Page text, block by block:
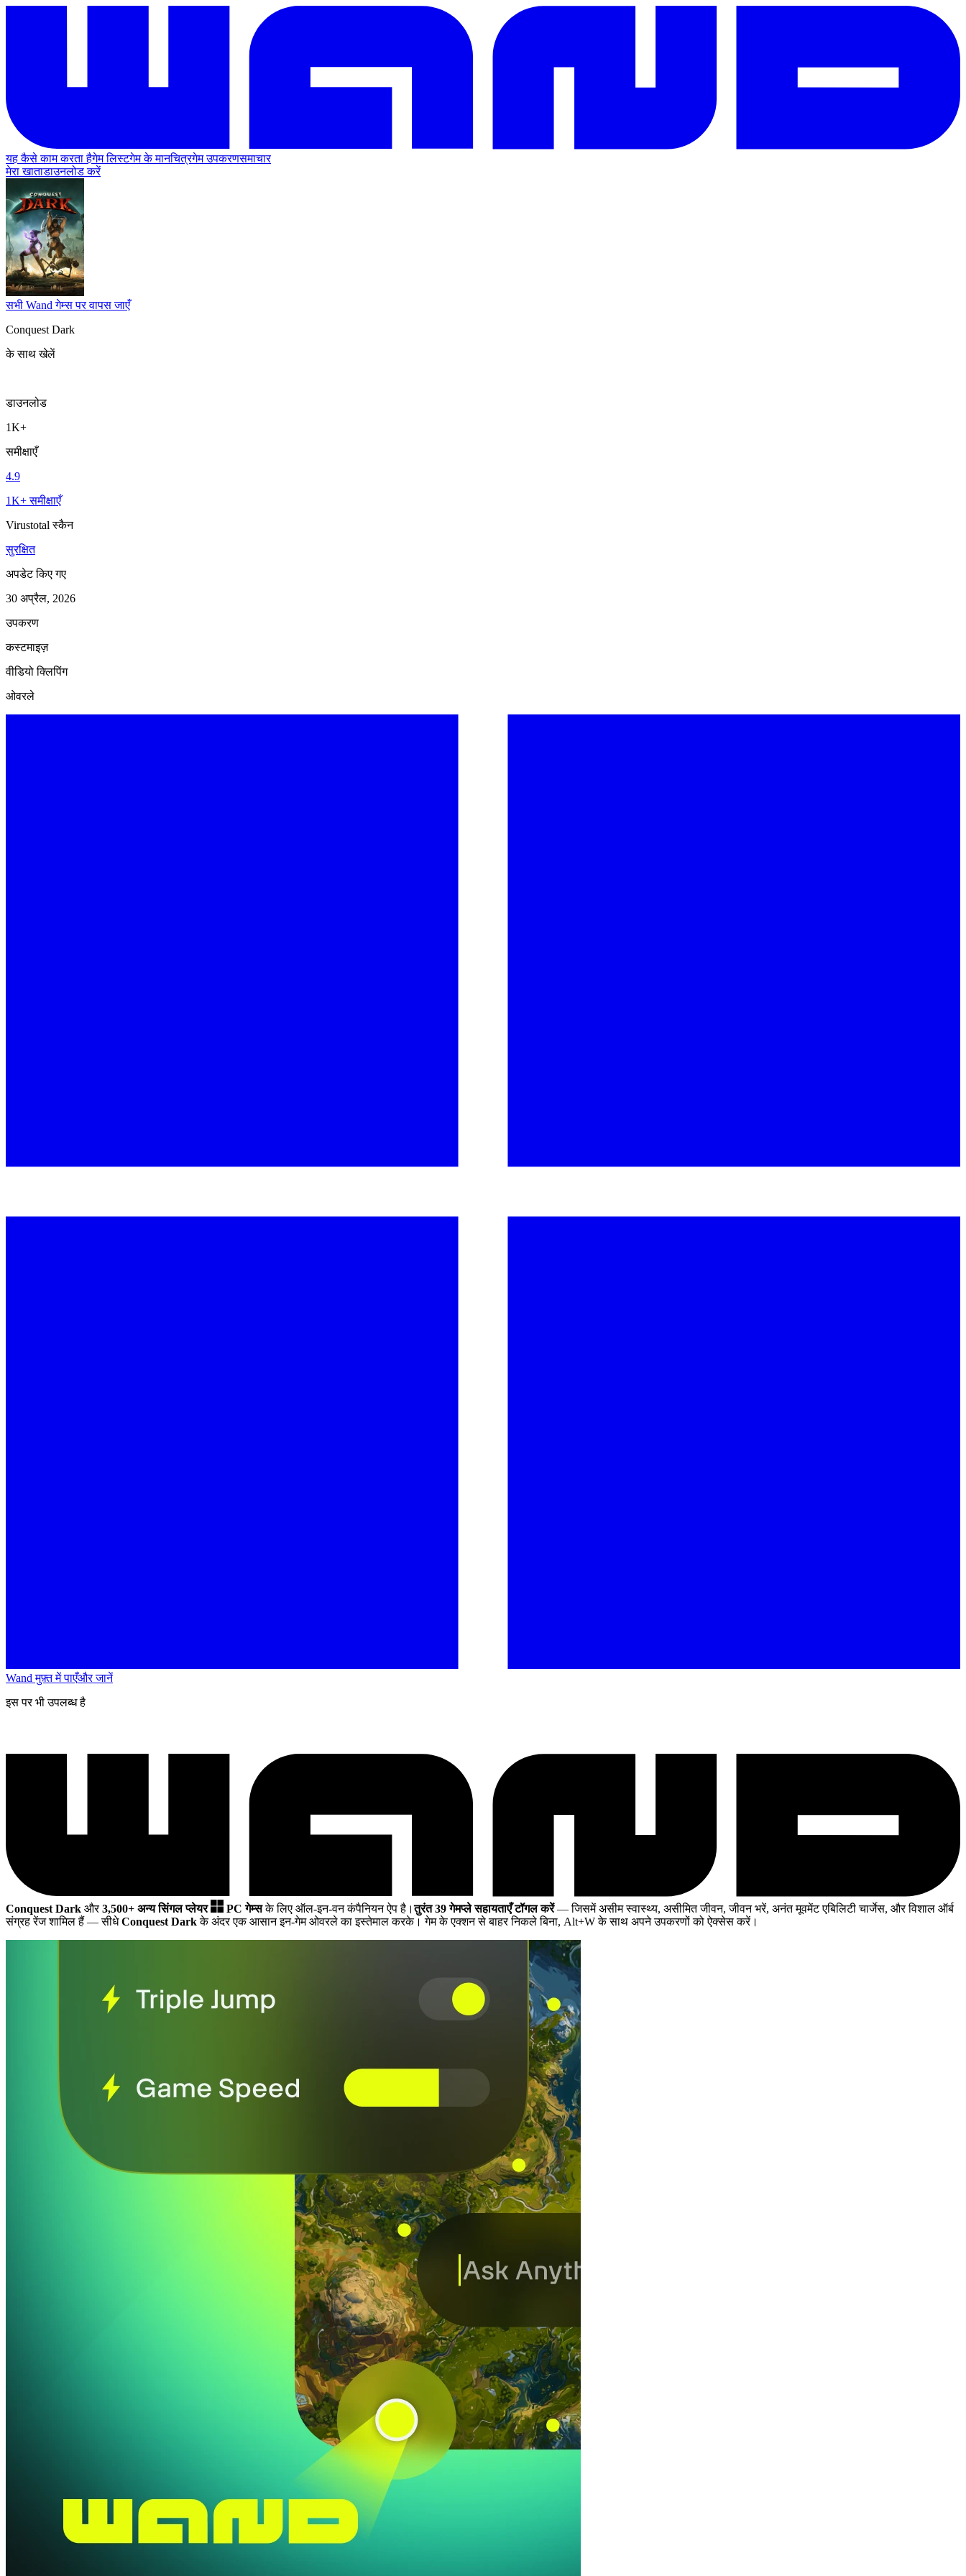
यह कैसे काम करता हैगेम लिस्टगेम के मानचित्रगेम उपकरणसमाचार
मेरा खाताडाउनलोड करें
सभी Wand गेम्स पर वापस जाएँ
Conquest Dark
के साथ खेलें
डाउनलोड
1K+
समीक्षाएँ
4.9
1K+ समीक्षाएँ
Virustotal स्कैन
सुरक्षित
अपडेट किए गए
30 अप्रैल, 2026
उपकरण
कस्टमाइज़
वीडियो क्लिपिंग
ओवरले
Wand मुफ़्त में पाएँऔर जानें
इस पर भी उपलब्ध है
Conquest Dark और3,500+ अन्य सिंगल प्लेयर PC गेम्सके लिए ऑल-इन-वन कंपैनियन ऐप है।तुरंत 39 गेमप्ले सहायताएँ टॉगल करें— जिसमें असीम स्वास्थ्य, असीमित जीवन, जीवन भरें, अनंत मूवमेंट एबिलिटी चार्जेस, और विशाल ऑर्ब
संग्रह रेंज शामिल हैं — सीधेConquest Darkके अंदर एक आसान इन-गेम ओवरले का इस्तेमाल करके। गेम के एक्शन से बाहर निकले बिना, Alt+W के साथ अपने उपकरणों को ऐक्सेस करें।